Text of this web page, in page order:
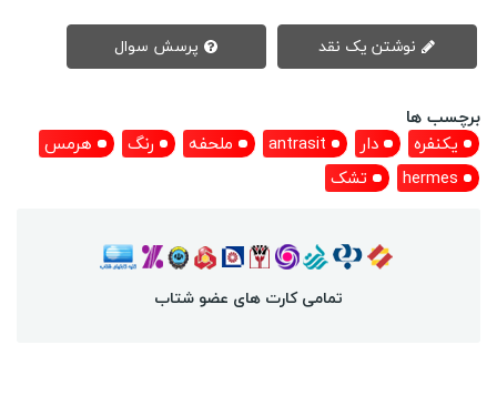
برچسب ها
یکنفره
دار antrasit ملحفه رنگ
هرمس
hermes
تشک
تمامی کارت های عضو شتاب